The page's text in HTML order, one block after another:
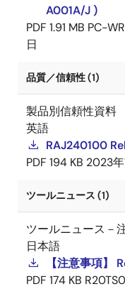
A001A/J )
PDF 1.91 MB PC-
日
品質／信頼性 (1)
製品別信頼性資料
英語
RAJ240100
PDF 194 KB 2023
ツールニュース (1)
ツールニュース－
日本語
【注意事項】
PDF 174 KB